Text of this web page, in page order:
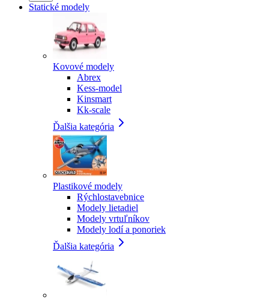
Statické modely
Kovové modely
Abrex
Kess-model
Kinsmart
Kk-scale
Ďalšia kategória
Plastikové modely
Rýchlostavebnice
Modely lietadiel
Modely vrtuľníkov
Modely lodí a ponoriek
Ďalšia kategória